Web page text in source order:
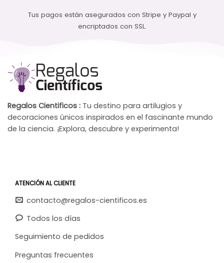
Tus pagos están asegurados con Stripe y Paypal y
encriptados con SSL.
Regalos Cientificos : Tu destino para artilugios y
decoraciones únicos inspirados en el fascinante mundo
de la ciencia. ¡Explora, descubre y experimenta!
ATENCIÓN AL CLIENTE
contacto@regalos-cientificos.es
Todos los días
Seguimiento de pedidos
Preguntas frecuentes